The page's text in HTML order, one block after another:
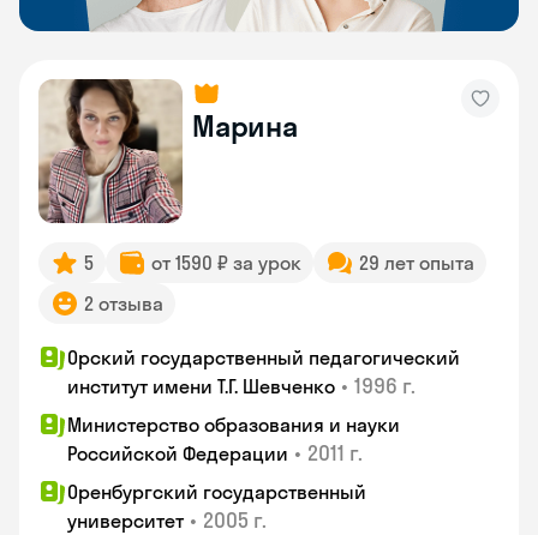
Марина
5 от 1590 ₽ за урок
29 лет опыта
2 отзыва
Орский государственный педагогический
институт имени Т.Г. Шевченко • 1996 г.
Министерство образования и науки
Российской Федерации • 2011 г.
Оренбургский государственный
университет • 2005 г.